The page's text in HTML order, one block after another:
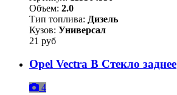
Объем: 2.0
Тип топлива: Дизель
Кузов: Универсал
21 руб
Opel Vectra B Стекло заднее
4